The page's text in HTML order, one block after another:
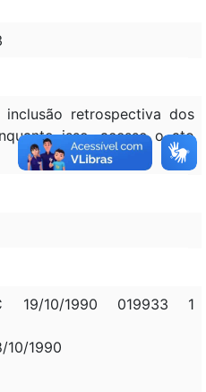
retrospectiva dos
isso, acesse o ato
19/10/1990 019933 1
10/1990